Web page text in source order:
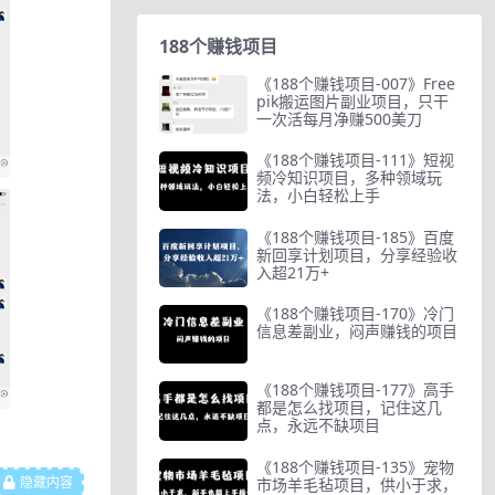
隐藏内容
188个赚钱项目
《188个赚钱项目-007》Free
pik搬运图片副业项目，只干
一次活每月净赚500美刀
《188个赚钱项目-111》短视
频冷知识项目，多种领域玩
法，小白轻松上手
《188个赚钱项目-185》百度
新回享计划项目，分享经验收
入超21万+
《188个赚钱项目-170》冷门
信息差副业，闷声赚钱的项目
《188个赚钱项目-177》高手
都是怎么找项目，记住这几
点，永远不缺项目
《188个赚钱项目-135》宠物
市场羊毛毡项目，供小于求，